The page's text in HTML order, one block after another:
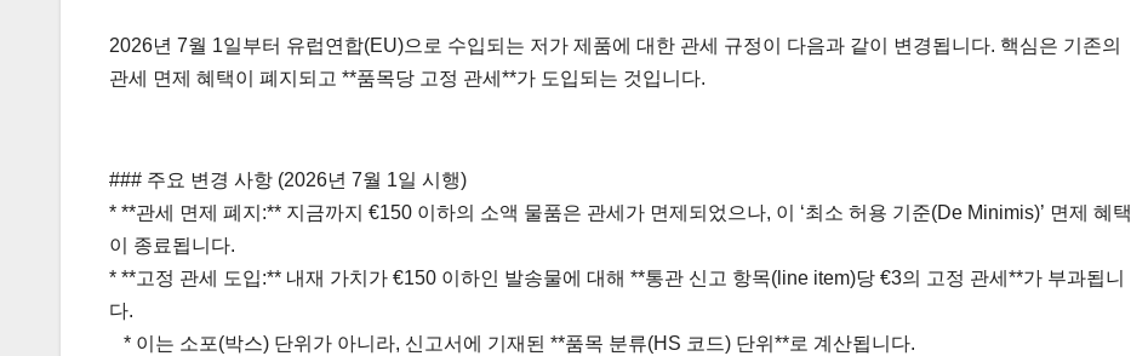
2026년 7월 1일부터 유럽연합(EU)으로 수입되는 저가 제품에 대한 관세 규정이 다음과 같이 변경됩니다. 핵심은 기존의
관세 면제 혜택이 폐지되고 **품목당 고정 관세**가 도입되는 것입니다.
### 주요 변경 사항 (2026년 7월 1일 시행)
* **관세 면제 폐지:** 지금까지 €150 이하의 소액 물품은 관세가 면제되었으나, 이 ‘최소 허용 기준(De Minimis)’ 면제 혜택
이 종료됩니다.
* **고정 관세 도입:** 내재 가치가 €150 이하인 발송물에 대해 **통관 신고 항목(line item)당 €3의 고정 관세**가 부과됩니
다.
* 이는 소포(박스) 단위가 아니라, 신고서에 기재된 **품목 분류(HS 코드) 단위**로 계산됩니다.